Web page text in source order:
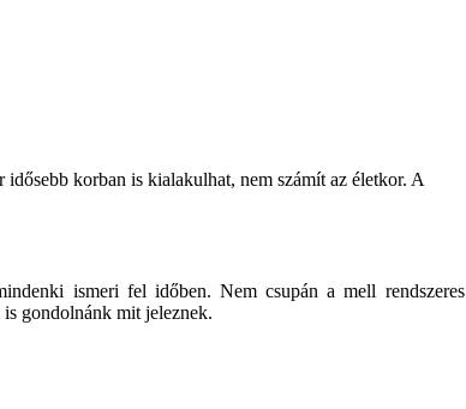
korban is kialakulhat, nem számít az életkor. A
ismeri fel időben. Nem csupán a mell rendszeres
gondolnánk mit jeleznek.